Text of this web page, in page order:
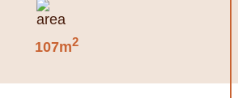
107m2